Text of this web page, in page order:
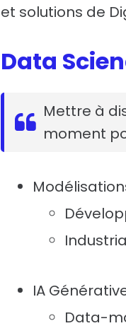
et solutions de
Data
Mettre à
moment
IA
Data-